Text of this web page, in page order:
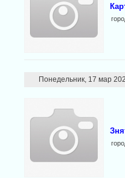
Понедельник, 17 мар